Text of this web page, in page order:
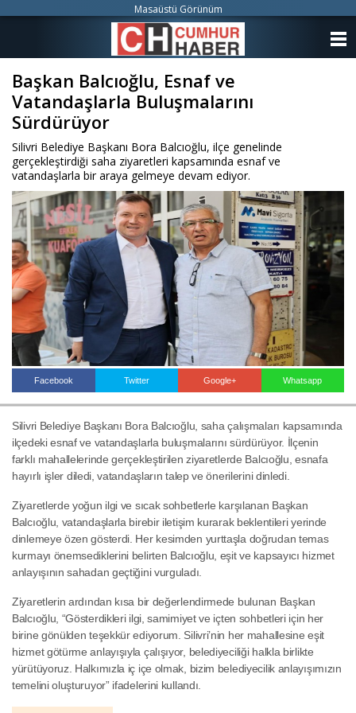
Başkan Balcıoğlu, Esnaf ve
Vatandaşlarla Buluşmalarını
Sürdürüyor
Silivri Belediye Başkanı Bora Balcıoğlu, ilçe genelinde
gerçekleştirdiği saha ziyaretleri kapsamında esnaf ve
vatandaşlarla bir araya gelmeye devam ediyor.
Facebook Twitter Google+ Whatsapp
Silivri Belediye Başkanı Bora Balcıoğlu, saha çalışmaları kapsamında
ilçedeki esnaf ve vatandaşlarla buluşmalarını sürdürüyor. İlçenin
farklı mahallelerinde gerçekleştirilen ziyaretlerde Balcıoğlu, esnafa
hayırlı işler diledi, vatandaşların talep ve önerilerini dinledi.
Ziyaretlerde yoğun ilgi ve sıcak sohbetlerle karşılanan Başkan
Balcıoğlu, vatandaşlarla birebir iletişim kurarak beklentileri yerinde
dinlemeye özen gösterdi. Her kesimden yurttaşla doğrudan temas
kurmayı önemsediklerini belirten Balcıoğlu, eşit ve kapsayıcı hizmet
anlayışının sahadan geçtiğini vurguladı.
Ziyaretlerin ardından kısa bir değerlendirmede bulunan Başkan
Balcıoğlu, “Gösterdikleri ilgi, samimiyet ve içten sohbetleri için her
birine gönülden teşekkür ediyorum. Silivri’nin her mahallesine eşit
hizmet götürme anlayışıyla çalışıyor, belediyeciliği halkla birlikte
yürütüyoruz. Halkımızla iç içe olmak, bizim belediyecilik anlayışımızın
temelini oluşturuyor” ifadelerini kullandı.
Masaüstü Görünüm
ANKETLER
FOTO GALERİ
VİDEO GALERİ
KÜNYE
İLETİŞİM